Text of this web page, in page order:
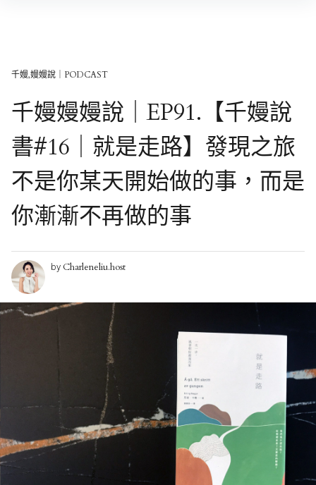
千嫚,嫚嫚說｜PODCAST
千嫚嫚嫚說｜EP91.【千嫚說
書#16｜就是走路】發現之旅
不是你某天開始做的事，而是
你漸漸不再做的事
by Charleneliu.host